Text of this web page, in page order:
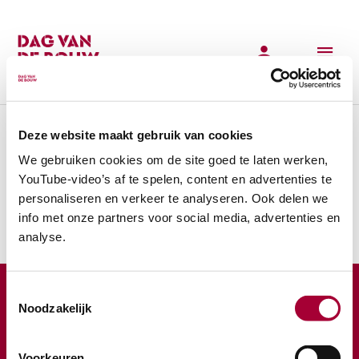
Deze website maakt gebruik van cookies
We gebruiken cookies om de site goed te laten werken,
YouTube-video’s af te spelen, content en advertenties te
personaliseren en verkeer te analyseren. Ook delen we
info met onze partners voor social media, advertenties en
analyse.
Noodzakelijk
Over ons
heel Nederland hun hekken openen, zodat bezoekers de